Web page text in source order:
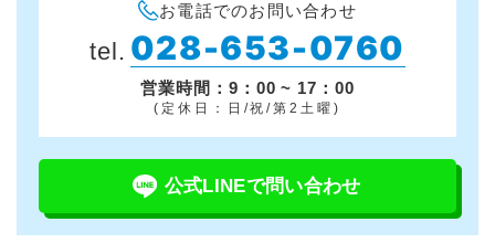
お電話でのお問い合わせ
tel. 028-653-0760
営業時間：9：00 ~ 17：00
(定休日：日/祝/第2土曜)
公式LINEで問い合わせ